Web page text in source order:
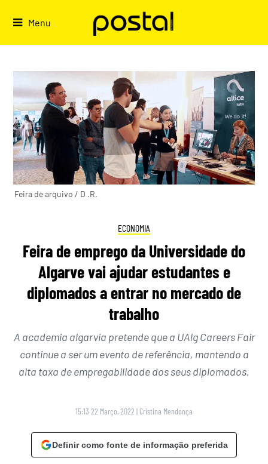
Menu
Feira de arquivo / D .R.
ECONOMIA
Feira de emprego da Universidade do
Algarve vai ajudar estudantes e
diplomados a entrar no mercado de
trabalho
A academia algarvia pretende que a UAlg Careers Fair
continue a ser um evento de referência, mantendo a
alta taxa de empregabilidade dos seus diplomados.
15:13 22 Março, 2022 | Cristina Mendonça
Definir como fonte de informação preferida